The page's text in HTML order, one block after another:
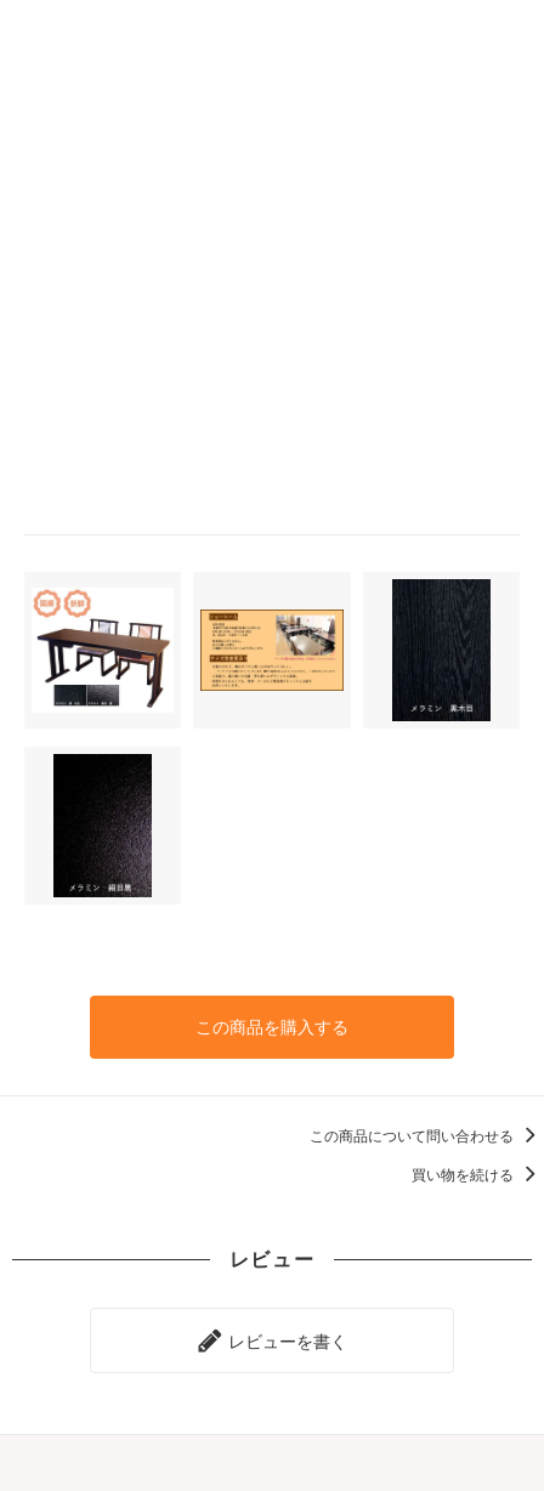
この商品を購入する
この商品について問い合わせる
買い物を続ける
レビュー
レビューを書く